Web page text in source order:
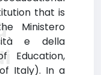
that is
Ministero
e della
Education,
Italy). In a